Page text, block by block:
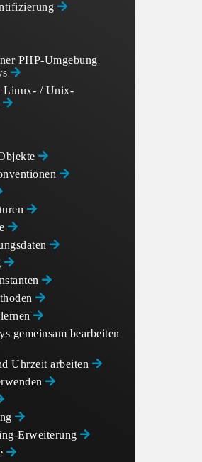
PHP-Umgebung
Linux- / Unix-
gemeinsam bearbeiten
Uhrzeit arbeiten
Erweiterung